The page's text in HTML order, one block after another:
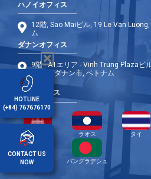
ハノイオフィス
12階, Sao Maiビル, 19 Le Van
ム
ダナンオフィス
9階 - A1エリア - Vinh Trung Plazaビ
Khe区, ダナン市, ベトナム
海外オフィス
カンボジア ラオス タイ
フィリピン バングラデシュ
HOTLINE
(+84) 767676170
CONTACT US
NOW